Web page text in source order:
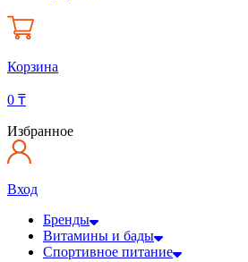
Корзина
0 ₸
Избранное
Вход
Бренды
Витамины и бады
Спортивное питание